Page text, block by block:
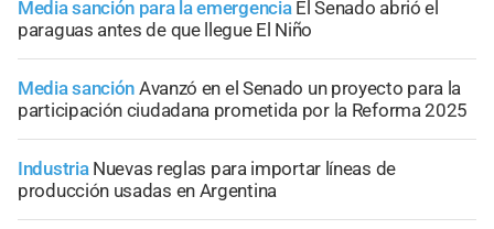
Media sanción para la emergencia El Senado abrió el
paraguas antes de que llegue El Niño
Media sanción Avanzó en el Senado un proyecto para la
participación ciudadana prometida por la Reforma 2025
Industria Nuevas reglas para importar líneas de
producción usadas en Argentina